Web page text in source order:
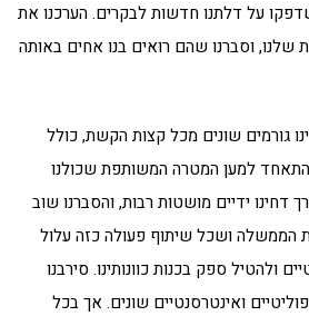
על דלתנו חדשות לבקרים. הערכנו את
שלנו, וסברנו שהם רואים בנו אחים באותה
גורמים שונים מכל קצות הקשת, כולל
למען המטרה המשותפת שכולנו
דחינו ידיים מושטות רבות, והסברנו שוב
הממשלה ושכל שיתוף פעולה כזה עלול
ולהטיל ספק בכנות כוונותינו. סירבנו
ואינטרסנטיים שונים. אך בכל